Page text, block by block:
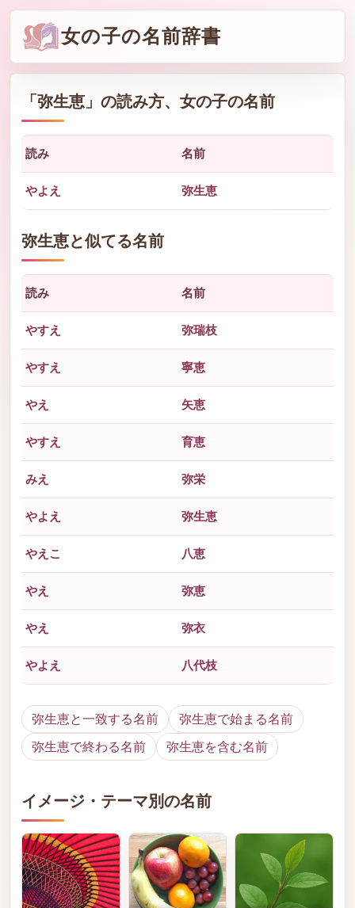
女の子の名前辞書
「弥生恵 」の読み方、女の子の名前
読み 名前
やよえ 弥生恵
弥生恵と似てる名前
読み 名前
やすえ 弥瑞枝
やすえ 寧恵
やえ 矢恵
やすえ 育恵
みえ 弥栄
やよえ 弥生恵
やえこ 八恵
やえ 弥恵
やえ 弥衣
やよえ 八代枝
弥生恵と一致する名前
弥生恵で始まる名前
弥生恵で終わる名前
弥生恵を含む名前
イメージ・テーマ別の名前